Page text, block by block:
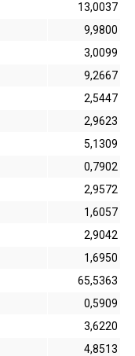
13,0037
9,9800
3,0099
9,2667
2,5447
2,9623
5,1309
0,7902
2,9572
1,6057
2,9042
1,6950
65,5363
0,5909
3,6220
4,8513